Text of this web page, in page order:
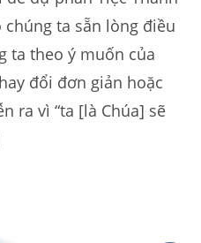
chúng ta sẵn lòng điều
ta theo ý muốn của
đổi đơn giản hoặc
ra vì “ta [là Chúa] sẽ